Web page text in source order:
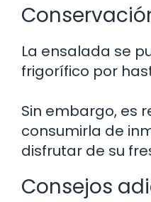
La ensalada se
frigorífico por
Sin embargo, es
consumirla de
disfrutar de su
Consejos